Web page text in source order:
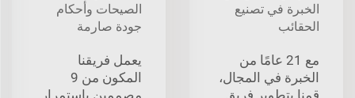
الخبرة في تصنيع
الحقائب
مع 21 عامًا من
الخبرة في المجال،
قمنا بتطوير فريق
الصيحات وأحكام
جودة صارمة
يعمل فريقنا
المكون من 9
مصممين باستمرار